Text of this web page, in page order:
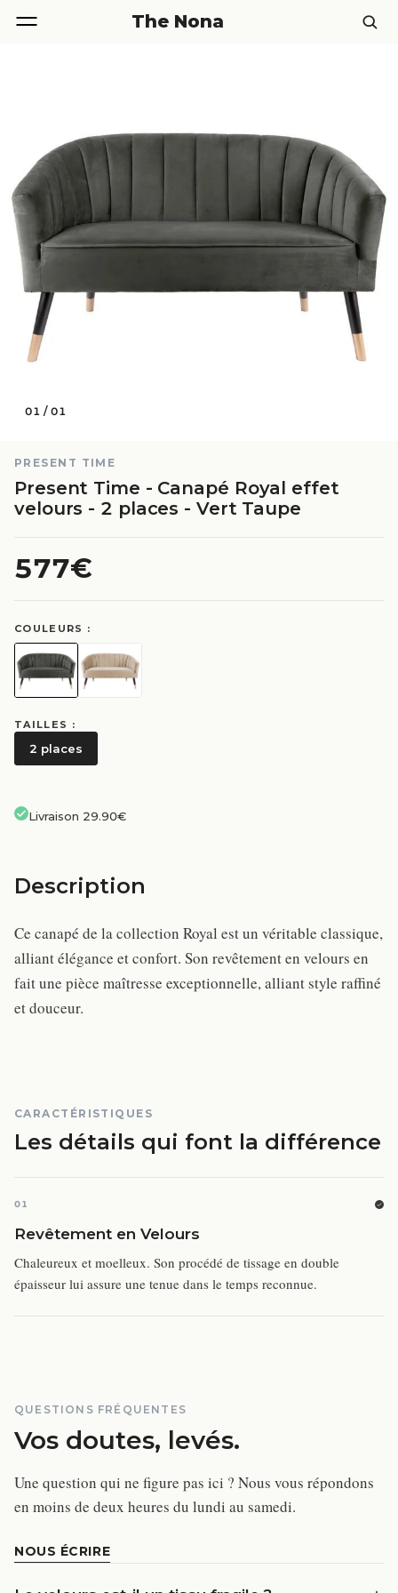
The Nona
01 /01
PRESENT TIME
Present Time - Canapé Royal effet
velours - 2 places - Vert Taupe
577€
COULEURS :
TAILLES :
2 places
Livraison 29.90€
Description
Ce canapé de la collection Royal est un véritable classique,
alliant élégance et confort. Son revêtement en velours en
fait une pièce maîtresse exceptionnelle, alliant style raffiné
et douceur.
CARACTÉRISTIQUES
Les détails qui font la différence
01
Revêtement en Velours
Chaleureux et moelleux. Son procédé de tissage en double
épaisseur lui assure une tenue dans le temps reconnue.
QUESTIONS FRÉQUENTES
Vos doutes, levés.
Une question qui ne figure pas ici ? Nous vous répondons
en moins de deux heures du lundi au samedi.
NOUS ÉCRIRE